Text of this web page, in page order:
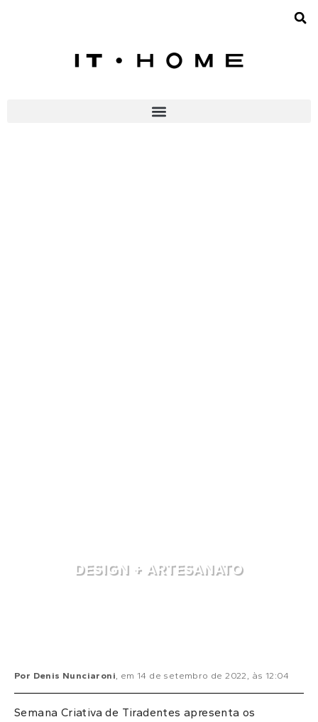
DESIGN + ARTESANATO
Por Denis Nunciaroni, em 14 de setembro de 2022 , às 12:04
Semana Criativa de Tiradentes apresenta os